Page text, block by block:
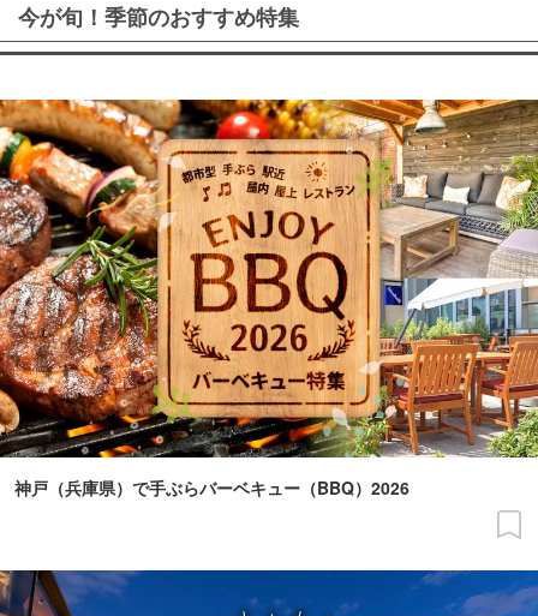
今が旬！季節のおすすめ特集
神戸（兵庫県）で手ぶらバーベキュー（BBQ）2026